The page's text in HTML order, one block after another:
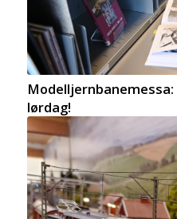
lørdag!